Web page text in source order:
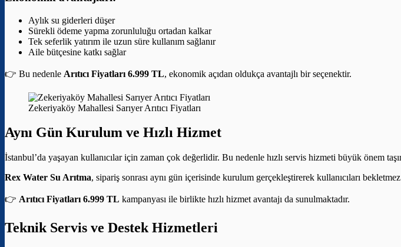
Aylık su giderleri düşer
Sürekli ödeme yapma zorunluluğu ortadan kalkar
Tek seferlik yatırım ile uzun süre kullanım sağlanır
Aile bütçesine katkı sağlar
👉 Bu nedenle Arıtıcı Fiyatları 6.999 TL, ekonomik açıdan oldukça avantajlı bir seçenektir.
Zekeriyaköy Mahallesi Sarıyer Arıtıcı Fiyatları
Aynı Gün Kurulum ve Hızlı Hizmet
İstanbul’da yaşayan kullanıcılar için zaman çok değerlidir. Bu nedenle hızlı servis hizmeti büyük önem
Rex Water Su Arıtma, sipariş sonrası aynı gün içerisinde kurulum gerçekleştirerek kullanıcıları
👉 Arıtıcı Fiyatları 6.999 TL kampanyası ile birlikte hızlı hizmet avantajı da sunulmaktadır.
Teknik Servis ve Destek Hizmetleri